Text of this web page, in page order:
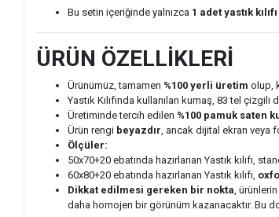
Bu setin içeriğinde yalnızca 1 adet yastık kılıfı
ÜRÜN ÖZELLİKLERİ
Ürünümüz, tamamen %100 yerli üretim olup,
Yastık Kılıfında kullanılan kumaş, 83 tel
Üretiminde tercih edilen %100 pamuk saten
Ürün rengi beyazdır, ancak dijital ekran veya
Ölçüler:
50x70+20 ebatında hazırlanan Yastık kılıfı,
60x80+20 ebatında hazırlanan Yastık kılıfı,
Dikkat edilmesi gereken bir nokta,
daha homojen bir görünüm kazanacaktır. Bu